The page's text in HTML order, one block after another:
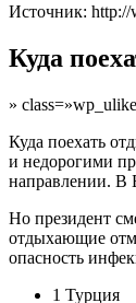
Источник: http://
Куда
»
Куда поехать
и недорогими
направлении. В
Но президент
отдыхающие
опасность
1 Турция